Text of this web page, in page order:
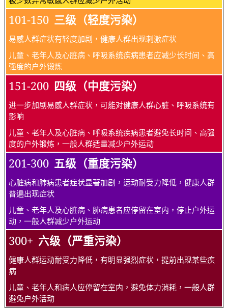
101-150 三级（轻度污染）
易感人群症状有轻度加剧，健康人群出现刺激症状
儿童、老年人及心脏病、呼吸系统疾病患者应减少长时间、高
强度的户外锻炼
151-200 四级（中度污染）
进一步加剧易感人群症状，可能对健康人群心脏、呼吸系统有
影响
儿童、老年人及心脏病、呼吸系统疾病患者避免长时间、高强
度的户外锻炼，一般人群适量减少户外运动
201-300 五级（重度污染）
心脏病和肺病患者症状显著加剧，运动耐受力降低，健康人群
普遍出现症状
儿童、老年人及心脏病、肺病患者应停留在室内，停止户外运
动，一般人群减少户外运动
300+ 六级（严重污染）
健康人群运动耐受力降低，有明显强烈症状，提前出现某些疾
病
儿童、老年人和病人应停留在室内，避免体力消耗，一般人群
避免户外活动